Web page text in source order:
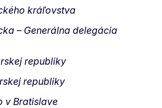
kráľovstva
– Generálna delegácia
republiky
republiky
v Bratislave